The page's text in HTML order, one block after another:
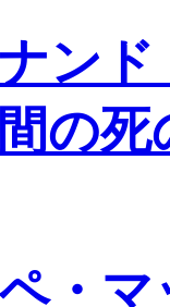
ン
の
・